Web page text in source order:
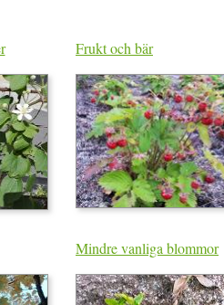
Frukt och bär
Mindre vanliga blommor